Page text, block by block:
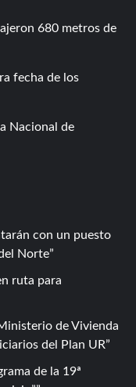
680 metros de
fecha de los
Nacional de
con un puesto
Norte
ruta para
de Vivienda
del Plan UR
de la 19ª